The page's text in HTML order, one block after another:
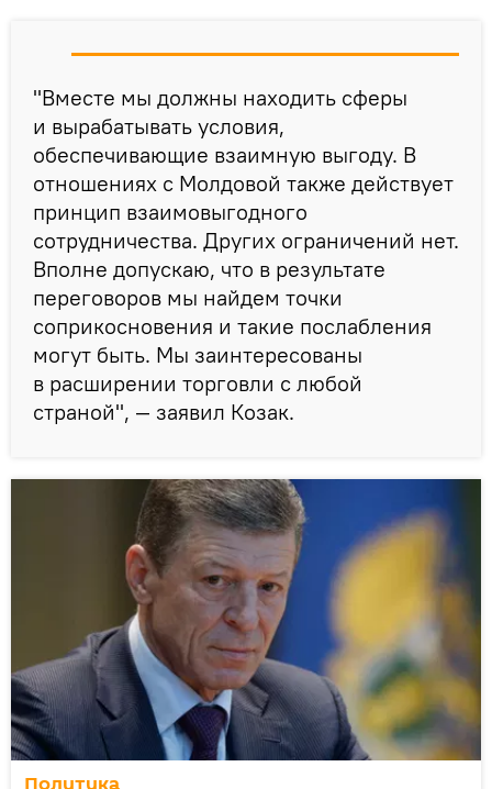
"Вместе мы должны находить сферы
и вырабатывать условия,
обеспечивающие взаимную выгоду. В
отношениях с Молдовой также действует
принцип взаимовыгодного
сотрудничества. Других ограничений нет.
Вполне допускаю, что в результате
переговоров мы найдем точки
соприкосновения и такие послабления
могут быть. Мы заинтересованы
в расширении торговли с любой
страной", — заявил Козак.